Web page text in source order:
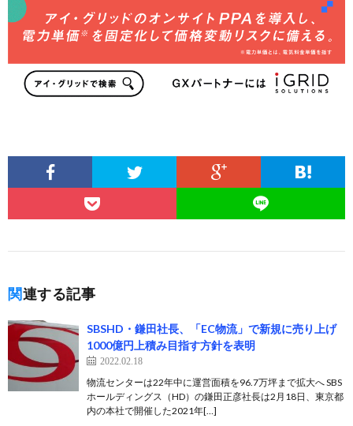
関連する記事
SBSHD・鎌田社長、「EC物流」で新規に売り上げ
1000億円上積み目指す方針を表明
2022.02.18
物流センターは22年中に運営面積を96.7万坪まで拡大へ SBS
ホールディングス（HD）の鎌田正彦社長は2月18日、東京都
内の本社で開催した2021年[…]